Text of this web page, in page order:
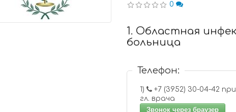
0
1. Областная
больница
Телефон:
1)
+7 (3952) 30-04-42 приемная
гл. врача
Звонок через браузер